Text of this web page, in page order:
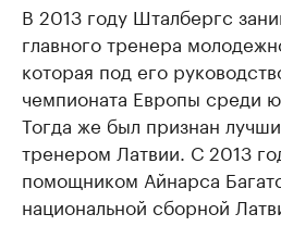
В 2013 году Шталбергс
главного тренера
которая под его
чемпионата Европы среди
Тогда же был признан
тренером Латвии. С 2013
помощником Айнарса
национальной сборной